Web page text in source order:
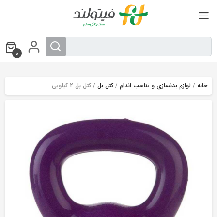
0
خانه / لوازم بدنسازی و تناسب اندام / کتل بل / کتل بل 2 کیلویی